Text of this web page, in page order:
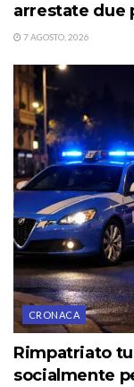
arrestate due
7 AGOSTO, 2026
CRONACA
Rimpatriato
socialmente